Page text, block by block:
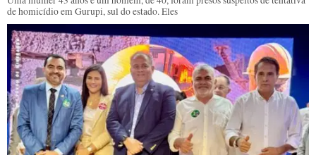
de homicídio em Gurupi, sul do estado. Eles